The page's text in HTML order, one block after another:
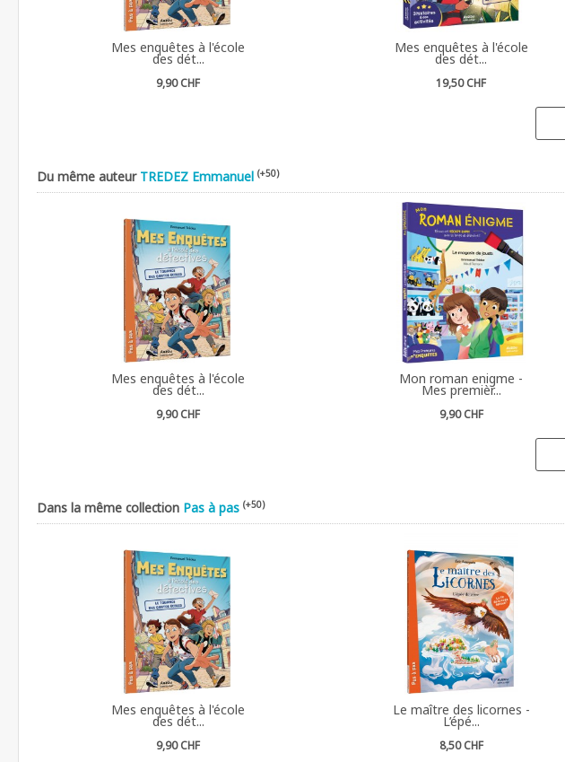
Mes enquêtes à l'école
des dét...
9,90 CHF
Mes enquêtes à l'école
des dét...
19,50 CHF
Du même auteur TREDEZ Emmanuel (+50)
Mes enquêtes à l'école
des dét...
9,90 CHF
Mon roman enigme -
Mes premièr...
9,90 CHF
Dans la même collection Pas à pas (+50)
Mes enquêtes à l'école
des dét...
9,90 CHF
Le maître des licornes -
L’épé...
8,50 CHF